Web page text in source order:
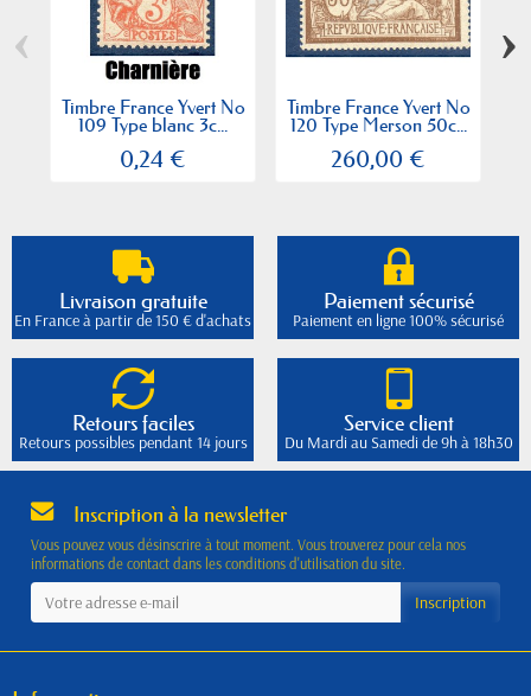
Timbre France Yvert No
109 Type blanc 3c...
0,24 €
Timbre France Yvert No
120 Type Merson 50c...
260,00 €
‹ ›
Livraison gratuite
En France à partir de 150 € d'achats
Paiement sécurisé
Paiement en ligne 100% sécurisé
Retours faciles
Retours possibles pendant 14 jours
Service client
Du Mardi au Samedi de 9h à 18h30
Inscription à la newsletter
Vous pouvez vous désinscrire à tout moment. Vous trouverez pour cela nos
informations de contact dans les conditions d'utilisation du site.